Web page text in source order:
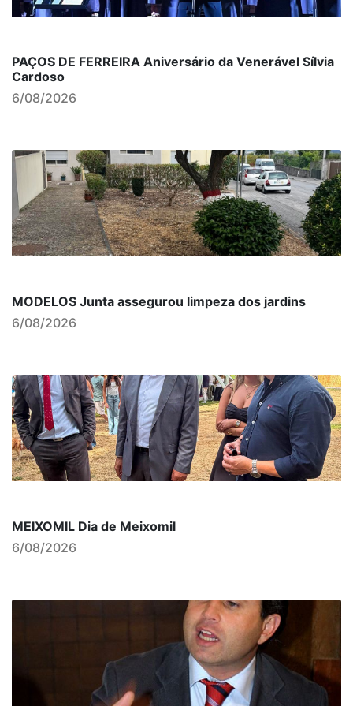
PAÇOS DE FERREIRA Aniversário da Venerável Sílvia
Cardoso
6/08/2026
MODELOS Junta assegurou limpeza dos jardins
6/08/2026
MEIXOMIL Dia de Meixomil
6/08/2026